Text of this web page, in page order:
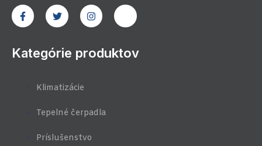
F
a
c
o
T
w
i
e
I
n
s
g
J
i
o
Kategórie produktov
Klimatizácie
Tepelné čerpadla
Príslušenstvo